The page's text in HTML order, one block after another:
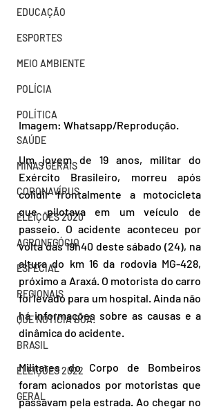
EDUCAÇÃO
ESPORTES
MEIO AMBIENTE
POLÍCIA
POLÍTICA
SAÚDE
MINAS GERAIS
CORONAVÍRUS
ELEIÇÕES 2020
AGRONEGÓCIO
ESPECIAL
REGIONAIS
QUE NOTÍCIA BOA!
BRASIL
ELEIÇÕES 2022
GERAL
Imagem: Whatsapp/Reprodução.
Um jovem de 19 anos, militar do
Exército Brasileiro, morreu após
colidir frontalmente a motocicleta
que pilotava em um veículo de
passeio. O acidente aconteceu por
volta das 19h40 deste sábado (24), na
altura do km 16 da rodovia MG-428,
próximo a Araxá. O motorista do carro
foi levado para um hospital. Ainda não
há informações sobre as causas e a
dinâmica do acidente.
Militares do Corpo de Bombeiros
foram acionados por motoristas que
passavam pela estrada. Ao chegar no